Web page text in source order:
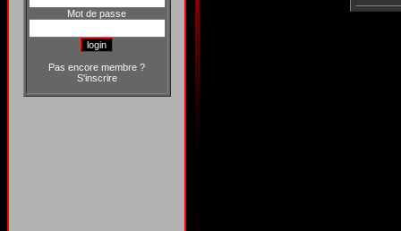
Mot de passe
Pas encore membre ?
S'inscrire